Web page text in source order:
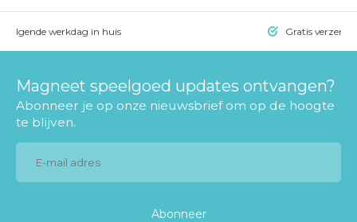
volgende werkdag in huis Gratis
Magneet speelgoed updates ontvangen?
Abonneer je op onze nieuwsbrief om op de hoogte
te blijven.
Abonneer